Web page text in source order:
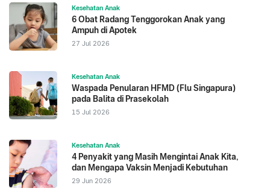
https://www.cdc.gov/flu/highrisk/children.html
Centers for Disease Control and Prevention (CDC).
Influenza (Flu). Diakses pada 19 Juni 2026:
World Health Organization (WHO). Influenza
(Seasonal). Diakses pada 19 Juni 2026:
https://www.who.int/news-room/fact-
sheets/detail/influenza-(seasonal)
Kesehatan Anak
6 Obat Radang Tenggorokan Anak yang
Ampuh di Apotek
27 Jul 2026
Kesehatan Anak
Waspada Penularan HFMD (Flu Singapura)
pada Balita di Prasekolah
15 Jul 2026
Kesehatan Anak
4 Penyakit yang Masih Mengintai Anak Kita,
dan Mengapa Vaksin Menjadi Kebutuhan
29 Jun 2026